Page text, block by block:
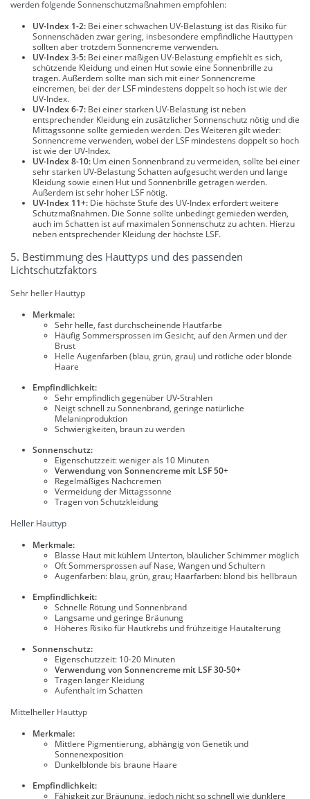
werden folgende Sonnenschutzmaßnahmen empfohlen:
UV-Index 1-2: Bei einer schwachen UV-Belastung ist das Risiko für
Sonnenschäden zwar gering, insbesondere empfindliche Hauttypen
sollten aber trotzdem Sonnencreme verwenden.
UV-Index 3-5: Bei einer mäßigen UV-Belastung empfiehlt es sich,
schützende Kleidung und einen Hut sowie eine Sonnenbrille zu
tragen. Außerdem sollte man sich mit einer Sonnencreme
eincremen, bei der der LSF mindestens doppelt so hoch ist wie der
UV-Index.
UV-Index 6-7: Bei einer starken UV-Belastung ist neben
entsprechender Kleidung ein zusätzlicher Sonnenschutz nötig und die
Mittagssonne sollte gemieden werden. Des Weiteren gilt wieder:
Sonnencreme verwenden, wobei der LSF mindestens doppelt so hoch
ist wie der UV-Index.
UV-Index 8-10: Um einen Sonnenbrand zu vermeiden, sollte bei einer
sehr starken UV-Belastung Schatten aufgesucht werden und lange
Kleidung sowie einen Hut und Sonnenbrille getragen werden.
Außerdem ist sehr hoher LSF nötig.
UV-Index 11+: Die höchste Stufe des UV-Index erfordert weitere
Schutzmaßnahmen. Die Sonne sollte unbedingt gemieden werden,
auch im Schatten ist auf maximalen Sonnenschutz zu achten. Hierzu
neben entsprechender Kleidung der höchste LSF.
5. Bestimmung des Hauttyps und des passenden
Lichtschutzfaktors
Sehr heller Hauttyp
Merkmale:
Sehr helle, fast durchscheinende Hautfarbe
Häufig Sommersprossen im Gesicht, auf den Armen und der
Brust
Helle Augenfarben (blau, grün, grau) und rötliche oder blonde
Haare
Empfindlichkeit:
Sehr empfindlich gegenüber UV-Strahlen
Neigt schnell zu Sonnenbrand, geringe natürliche
Melaninproduktion
Schwierigkeiten, braun zu werden
Sonnenschutz:
Eigenschutzzeit: weniger als 10 Minuten
Verwendung von Sonnencreme mit LSF 50+
Regelmäßiges Nachcremen
Vermeidung der Mittagssonne
Tragen von Schutzkleidung
Heller Hauttyp
Merkmale:
Blasse Haut mit kühlem Unterton, bläulicher Schimmer möglich
Oft Sommersprossen auf Nase, Wangen und Schultern
Augenfarben: blau, grün, grau; Haarfarben: blond bis hellbraun
Empfindlichkeit:
Schnelle Rötung und Sonnenbrand
Langsame und geringe Bräunung
Höheres Risiko für Hautkrebs und frühzeitige Hautalterung
Sonnenschutz:
Eigenschutzzeit: 10-20 Minuten
Verwendung von Sonnencreme mit LSF 30-50+
Tragen langer Kleidung
Aufenthalt im Schatten
Mittelheller Hauttyp
Merkmale:
Mittlere Pigmentierung, abhängig von Genetik und
Sonnenexposition
Dunkelblonde bis braune Haare
Empfindlichkeit:
Fähigkeit zur Bräunung, jedoch nicht so schnell wie dunklere